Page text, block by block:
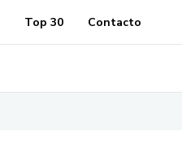
Top 30 Contacto